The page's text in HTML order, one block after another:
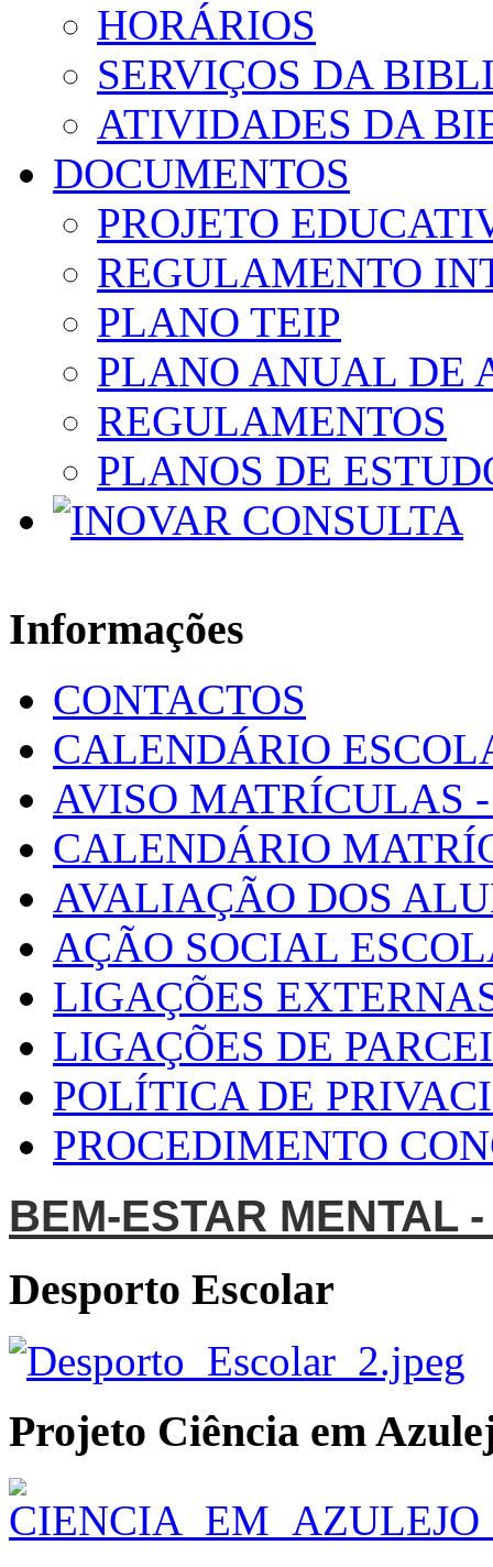
HORÁRIOS
SERVIÇOS DA
ATIVIDADES DA
DOCUMENTOS
PROJETO
REGULAMENTO
PLANO TEIP
PLANO ANUAL DE
REGULAMENTOS
PLANOS DE
Informações
CONTACTOS
CALENDÁRIO
AVISO MATRÍCULAS
CALENDÁRIO
AVALIAÇÃO DOS
AÇÃO SOCIAL
LIGAÇÕES
LIGAÇÕES DE
POLÍTICA DE
PROCEDIMENTO
BEM-ESTAR MENTAL
Desporto Escolar
Projeto Ciência em